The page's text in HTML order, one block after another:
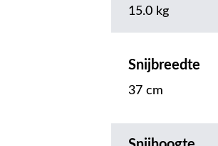
15.0 kg
Snijbreedte
37 cm